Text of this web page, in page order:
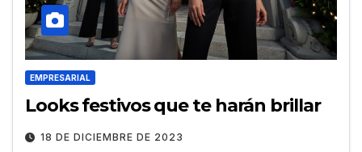
EMPRESARIAL
Looks festivos que te harán brillar
18 DE DICIEMBRE DE 2023